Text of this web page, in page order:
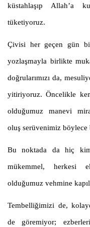
küstahlaşıp Allah’a
tüketiyoruz.
Çivisi her geçen gün
yozlaşmayla birlikte
doğrularımızı da,
yitiriyoruz. Öncelikle
olduğumuz manevi
oluş serüvenimiz böylece
Bu noktada da hiç
mükemmel, herkesi
olduğumuz vehmine
Tembelliğimizi de,
de göremiyor;